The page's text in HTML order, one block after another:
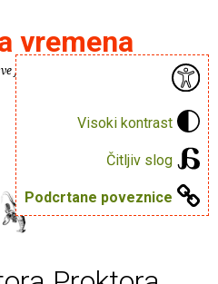
Visoki kontrast
Čitljiv slog
Podcrtane poveznice
vremena
je puno knjiga.